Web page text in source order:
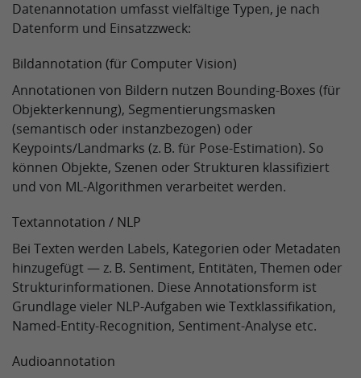
Datenannotation umfasst vielfältige Typen, je nach
Datenform und Einsatzzweck:
Bildannotation (für Computer Vision)
Annotationen von Bildern nutzen Bounding‑Boxes (für
Objekterkennung), Segmentierungsmasken
(semantisch oder instanzbezogen) oder
Keypoints/Landmarks (z. B. für Pose‑Estimation). So
können Objekte, Szenen oder Strukturen klassifiziert
und von ML‑Algorithmen verarbeitet werden.
Textannotation / NLP
Bei Texten werden Labels, Kategorien oder Metadaten
hinzugefügt — z. B. Sentiment, Entitäten, Themen oder
Strukturinformationen. Diese Annotationsform ist
Grundlage vieler NLP‑Aufgaben wie Textklassifikation,
Named‑Entity‑Recognition, Sentiment‑Analyse etc.
Audioannotation